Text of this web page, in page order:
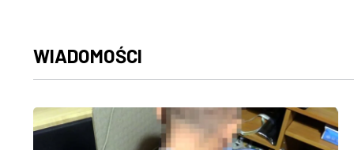
WIADOMOŚCI